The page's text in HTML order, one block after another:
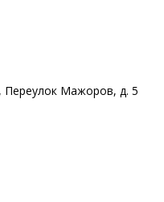
Переулок Мажоров, д. 5